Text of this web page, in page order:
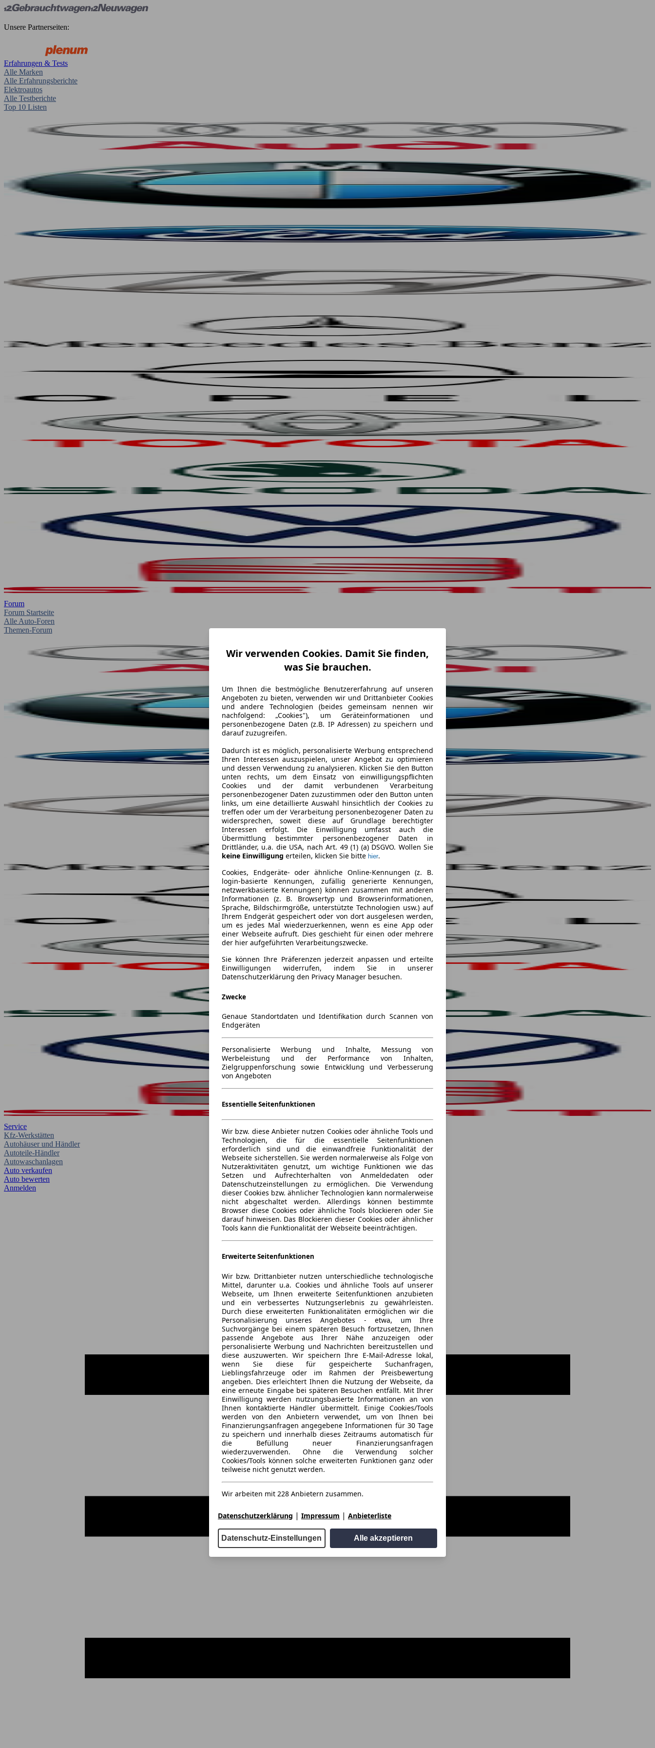
Unsere Partnerseiten:
Erfahrungen & Tests
Alle Marken
Alle Erfahrungsberichte
Elektroautos
Alle Testberichte
Top 10 Listen
Forum
Forum Startseite
Alle Auto-Foren
Themen-Forum
Service
Kfz-Werkstätten
Autohäuser und Händler
Autoteile-Händler
Autowaschanlagen
Auto verkaufen
Auto bewerten
Anmelden
Wir verwenden Cookies. Damit Sie finden,
was Sie brauchen.
Um Ihnen die bestmögliche Benutzererfahrung auf unseren
Angeboten zu bieten, verwenden wir und Drittanbieter Cookies
und andere Technologien (beides gemeinsam nennen wir
nachfolgend: „Cookies"), um Geräteinformationen und
personenbezogene Daten (z.B. IP Adressen) zu speichern und
darauf zuzugreifen.
Dadurch ist es möglich, personalisierte Werbung entsprechend
Ihren Interessen auszuspielen, unser Angebot zu optimieren
und dessen Verwendung zu analysieren. Klicken Sie den Button
unten rechts, um dem Einsatz von einwilligungspflichten
Cookies und der damit verbundenen Verarbeitung
personenbezogener Daten zuzustimmen oder den Button unten
links, um eine detaillierte Auswahl hinsichtlich der Cookies zu
treffen oder um der Verarbeitung personenbezogener Daten zu
widersprechen, soweit diese auf Grundlage berechtigter
Interessen erfolgt. Die Einwilligung umfasst auch die
Übermittlung bestimmter personenbezogener Daten in
Drittländer, u.a. die USA, nach Art. 49 (1) (a) DSGVO. Wollen Sie
keine Einwilligung erteilen, klicken Sie bitte hier.
Cookies, Endgeräte- oder ähnliche Online-Kennungen (z. B.
login-basierte Kennungen, zufällig generierte Kennungen,
netzwerkbasierte Kennungen) können zusammen mit anderen
Informationen (z. B. Browsertyp und Browserinformationen,
Sprache, Bildschirmgröße, unterstützte Technologien usw.) auf
Ihrem Endgerät gespeichert oder von dort ausgelesen werden,
um es jedes Mal wiederzuerkennen, wenn es eine App oder
einer Webseite aufruft. Dies geschieht für einen oder mehrere
der hier aufgeführten Verarbeitungszwecke.
Sie können Ihre Präferenzen jederzeit anpassen und erteilte
Einwilligungen widerrufen, indem Sie in unserer
Datenschutzerklärung den Privacy Manager besuchen.
Zwecke
Genaue Standortdaten und Identifikation durch Scannen von
Endgeräten
Personalisierte Werbung und Inhalte, Messung von
Werbeleistung und der Performance von Inhalten,
Zielgruppenforschung sowie Entwicklung und Verbesserung
von Angeboten
Essentielle Seitenfunktionen
Wir bzw. diese Anbieter nutzen Cookies oder ähnliche Tools und
Technologien, die für die essentielle Seitenfunktionen
erforderlich sind und die einwandfreie Funktionalität der
Webseite sicherstellen. Sie werden normalerweise als Folge von
Nutzeraktivitäten genutzt, um wichtige Funktionen wie das
Setzen und Aufrechterhalten von Anmeldedaten oder
Datenschutzeinstellungen zu ermöglichen. Die Verwendung
dieser Cookies bzw. ähnlicher Technologien kann normalerweise
nicht abgeschaltet werden. Allerdings können bestimmte
Browser diese Cookies oder ähnliche Tools blockieren oder Sie
darauf hinweisen. Das Blockieren dieser Cookies oder ähnlicher
Tools kann die Funktionalität der Webseite beeinträchtigen.
Erweiterte Seitenfunktionen
Wir bzw. Drittanbieter nutzen unterschiedliche technologische
Mittel, darunter u.a. Cookies und ähnliche Tools auf unserer
Webseite, um Ihnen erweiterte Seitenfunktionen anzubieten
und ein verbessertes Nutzungserlebnis zu gewährleisten.
Durch diese erweiterten Funktionalitäten ermöglichen wir die
Personalisierung unseres Angebotes - etwa, um Ihre
Suchvorgänge bei einem späteren Besuch fortzusetzen, Ihnen
passende Angebote aus Ihrer Nähe anzuzeigen oder
personalisierte Werbung und Nachrichten bereitzustellen und
diese auszuwerten. Wir speichern Ihre E-Mail-Adresse lokal,
wenn Sie diese für gespeicherte Suchanfragen,
Lieblingsfahrzeuge oder im Rahmen der Preisbewertung
angeben. Dies erleichtert Ihnen die Nutzung der Webseite, da
eine erneute Eingabe bei späteren Besuchen entfällt. Mit Ihrer
Einwilligung werden nutzungsbasierte Informationen an von
Ihnen kontaktierte Händler übermittelt. Einige Cookies/Tools
werden von den Anbietern verwendet, um von Ihnen bei
Finanzierungsanfragen angegebene Informationen für 30 Tage
zu speichern und innerhalb dieses Zeitraums automatisch für
die Befüllung neuer Finanzierungsanfragen
wiederzuverwenden. Ohne die Verwendung solcher
Cookies/Tools können solche erweiterten Funktionen ganz oder
teilweise nicht genutzt werden.
Wir arbeiten mit 228 Anbietern zusammen.
Datenschutzerklärung | Impressum | Anbieterliste
Datenschutz-Einstellungen Alle akzeptieren